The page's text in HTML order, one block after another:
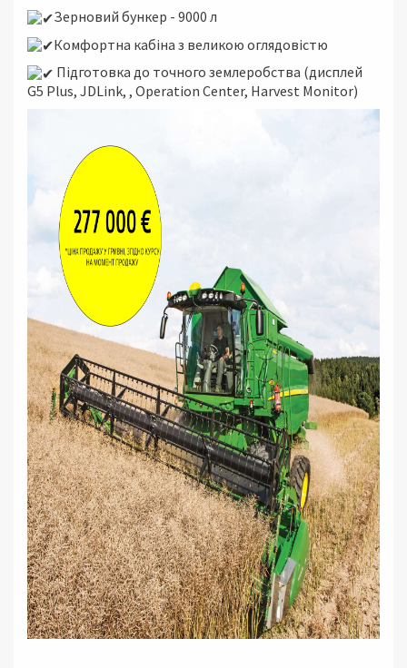
Зерновий бункер - 9000 л
Комфортна кабіна з великою оглядовістю
Підготовка до точного землеробства (дисплей
G5 Plus, JDLink, , Operation Center, Harvest Monitor)